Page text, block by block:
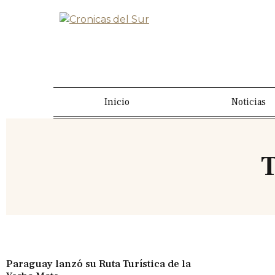
Inicio Noticias
Paraguay lanzó su Ruta Turística de la